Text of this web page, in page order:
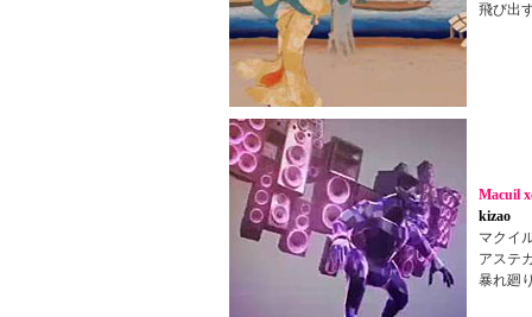
飛び出
Macuil
kizao
マクイ
アステ
暴れ廻